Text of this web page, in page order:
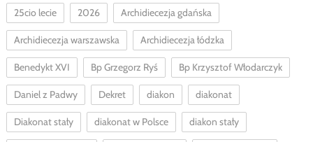
25cio lecie 2026 Archidiecezja gdańska
Archidiecezja warszawska Archidiecezja łódzka
Benedykt XVI Bp Grzegorz Ryś Bp Krzysztof Włodarczyk
Daniel z Padwy Dekret diakon diakonat
Diakonat stały diakonat w Polsce diakon stały